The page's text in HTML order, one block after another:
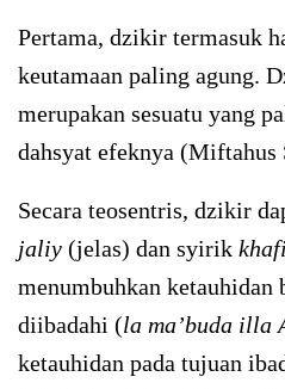
Pertama, dzikir termasuk
keutamaan paling agung.
merupakan sesuatu yang
dahsyat efeknya (Miftahus
Secara teosentris, dzikir
jaliy (jelas) dan syirik
menumbuhkan ketauhidan
diibadahi (la ma’buda illa
ketauhidan pada tujuan